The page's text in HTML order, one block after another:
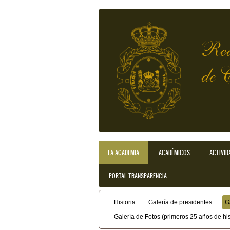
de
Menú principal
LA ACADEMIA ACADÉMICOS
PORTAL TRANSPARENCIA
Historia Galería de presidentes
Galería de Fotos (primeros 25 años de